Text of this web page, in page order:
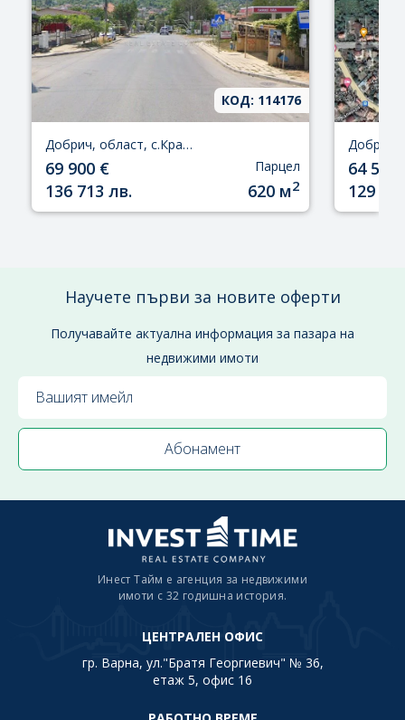
КОД: 114176
Добрич, област, с.Кранево
69 900 €
136 713 лв.
Парцел
620 м2
64 500
129
Научете първи за новите оферти
Получавайте актуална информация за пазара на
недвижими имоти
Инест Тайм е агенция за недвижими
имоти с 32 годишна история.
ЦЕНТРАЛЕН ОФИС
гр. Варна, ул."Братя Георгиевич" № 36,
етаж 5, офис 16